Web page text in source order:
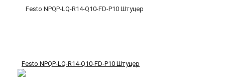
Festo NPQP-LQ-R14-Q10-FD-P10 Штуцер